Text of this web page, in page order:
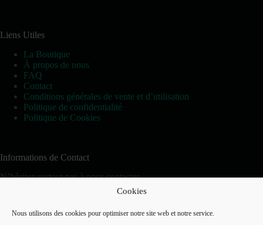
Cookies
Nous utilisons des cookies pour optimiser notre site web et notre service.
Liens Utiles
La Boutique
À propos de nous
FAQ
Contact
Conditions générales de vente et d’utilisation
Politique de confidentialité
Politique de Cookies
Informations de Contact
N’hésitez surtout pas à nous contacter
(+225) 07 57 27 13 40 (CI)